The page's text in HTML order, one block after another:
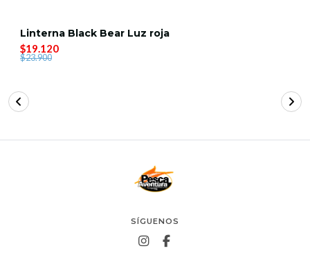
Linterna Black Bear Luz roja
$19.120
$23.900
SÍGUENOS